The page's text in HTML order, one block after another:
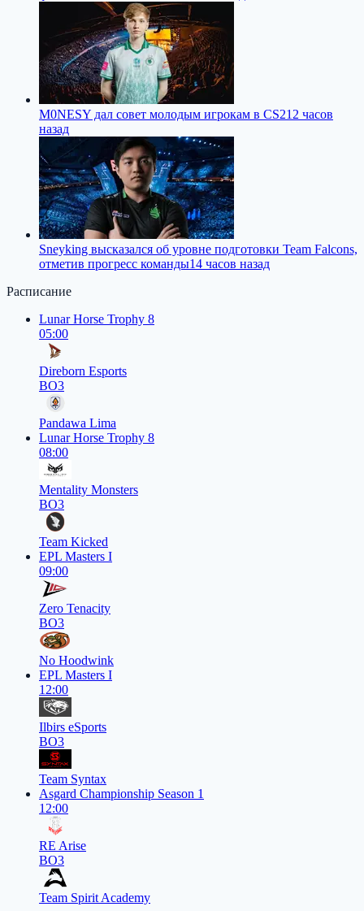
M0NESY дал совет молодым игрокам в CS212 часов
назад
Sneyking высказался об уровне подготовки Team Falcons,
отметив прогресс команды14 часов назад
Расписание
Lunar Horse Trophy 8
05:00
Direborn Esports
BO3
Pandawa Lima
Lunar Horse Trophy 8
08:00
Mentality Monsters
BO3
Team Kicked
EPL Masters I
09:00
Zero Tenacity
BO3
No Hoodwink
EPL Masters I
12:00
Ilbirs eSports
BO3
Team Syntax
Asgard Championship Season 1
12:00
RE Arise
BO3
Team Spirit Academy